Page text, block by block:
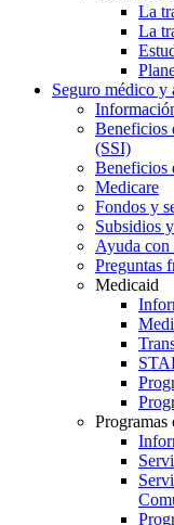
La
La
Seguro médico y
Beneficios
(SSI)
Beneficios
Medicare
Fondos y
Subsidios
Ayuda con
Preguntas
Medicaid
Programas